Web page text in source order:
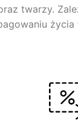
twarzy.